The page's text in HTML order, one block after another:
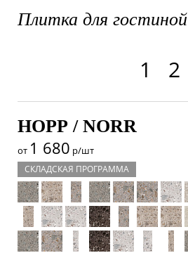
Плитка для гостиной
1 2
НОРР / NORR
от 1 680 р/шт
СКЛАДСКАЯ ПРОГРАММА